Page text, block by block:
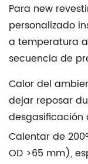
Para new
personalizado
a temperatura
secuencia de
Calor del
dejar reposar
Calentar de
OD >65 mm),